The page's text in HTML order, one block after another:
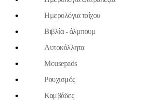
Ημερολόγια τοίχου
Βιβλία - άλμπουμ
Aυτοκόλλητα
Mousepads
Ρουχισμός
Καμβάδες